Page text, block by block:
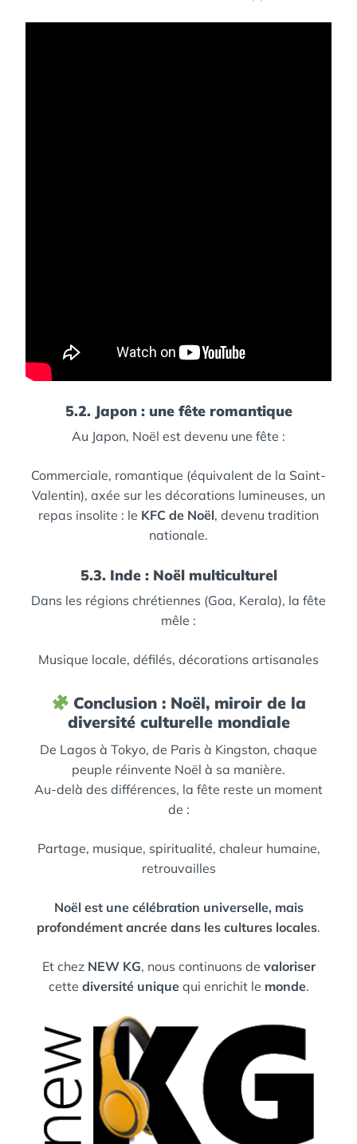
5.2. Japon : une fête romantique
Au Japon, Noël est devenu une fête :
Commerciale, romantique (équivalent de la Saint-
Valentin), axée sur les décorations lumineuses, un
repas insolite : le KFC de Noël, devenu tradition
nationale.
5.3. Inde : Noël multiculturel
Dans les régions chrétiennes (Goa, Kerala), la fête
mêle :
Musique locale, défilés, décorations artisanales
Conclusion : Noël, miroir de la
diversité culturelle mondiale
De Lagos à Tokyo, de Paris à Kingston, chaque
peuple réinvente Noël à sa manière.
Au-delà des différences, la fête reste un moment
de :
Partage, musique, spiritualité, chaleur humaine,
retrouvailles
Noël est une célébration universelle, mais
profondément ancrée dans les cultures locales.
Et chez NEW KG, nous continuons de valoriser
cette diversité uniquequi enrichit le monde.